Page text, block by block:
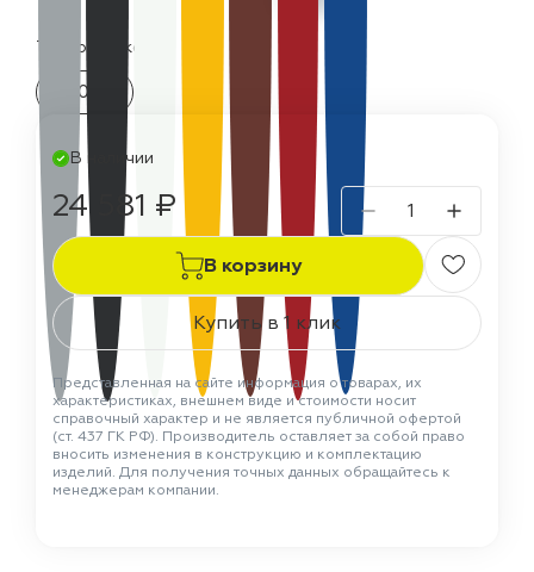
Термостойкость:
300 °C
В наличии
24 581 ₽
В корзину
Купить в 1 клик
Представленная на сайте информация о товарах, их
характеристиках, внешнем виде и стоимости носит
справочный характер и не является публичной офертой
(ст. 437 ГК РФ). Производитель оставляет за собой право
вносить изменения в конструкцию и комплектацию
изделий. Для получения точных данных обращайтесь к
менеджерам компании.